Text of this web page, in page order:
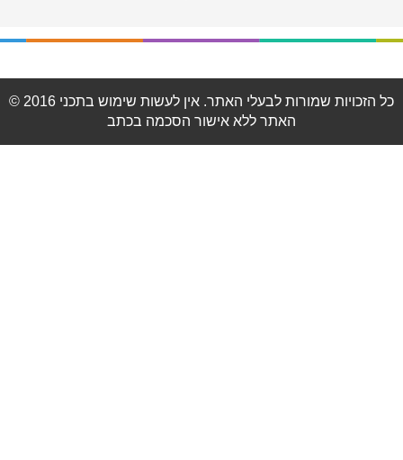
© 2016 כל הזכויות שמורות לבעלי האתר. אין לעשות שימוש בתכני
האתר ללא אישור הסכמה בכתב